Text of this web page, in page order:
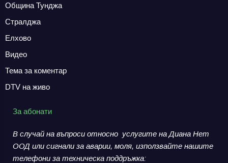
Община Тунджа
Стралджа
Елхово
Видео
Тема за коментар
DTV на живо
За абонати
В случай на въпроси относно услугите на Диана Нет
ООД или сигнали за аварии, моля, използвайте нашите
телефони за техническа поддръжка: